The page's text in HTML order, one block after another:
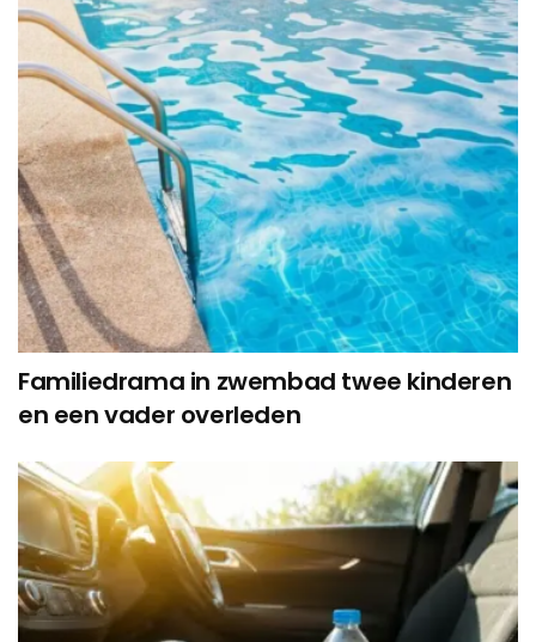
Familiedrama in zwembad twee kinderen
en een vader overleden